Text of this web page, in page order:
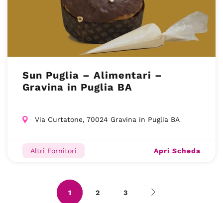
Sun Puglia – Alimentari –
Gravina in Puglia BA
Via Curtatone, 70024 Gravina in Puglia BA
Altri Fornitori Apri Scheda
1 2 3